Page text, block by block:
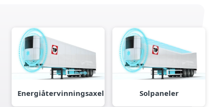
Energiåtervinningsaxel Solpaneler